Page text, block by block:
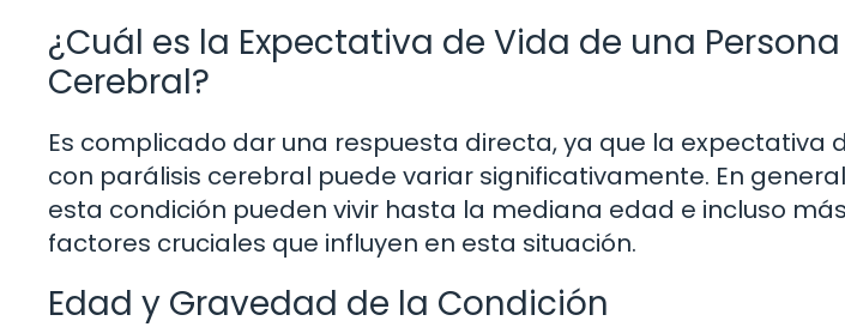
¿Cuál es la Expectativa de Vida de una
Cerebral?
Es complicado dar una respuesta directa, ya que la expectativa
con parálisis cerebral puede variar significativamente. En
esta condición pueden vivir hasta la mediana edad e incluso
factores cruciales que influyen en esta situación.
Edad y Gravedad de la Condición